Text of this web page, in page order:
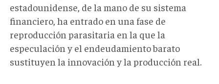
estadounidense, de la mano de su sistema
financiero, ha entrado en una fase de
reproducción parasitaria en la que la
especulación y el endeudamiento barato
sustituyen la innovación y la producción real.